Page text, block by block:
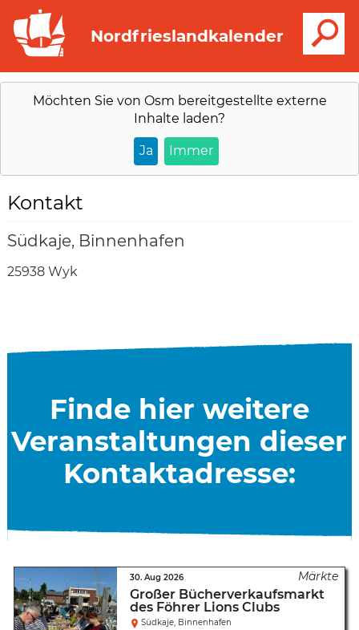
Nordfrieslandkalender
Möchten Sie von Osm bereitgestellte externe
Inhalte laden?
Ja Immer
25938 Wyk
Südkaje, Binnenhafen
Kontakt
Finde hier weitere
Veranstaltungen dieser
Kontaktadresse:
Großer Bücherverkaufsmarkt
des Föhrer Lions Clubs
30. Aug 2026
Südkaje, Binnenhafen